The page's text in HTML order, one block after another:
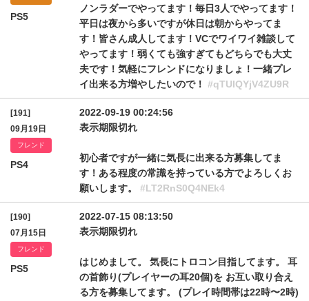
PS5
ノンラダーでやってます！毎日3人でやってます！
平日は夜から多いですが休日は朝からやってま
す！皆さん成人してます！VCでワイワイ雑談して
やってます！弱くても強すぎてもどちらでも大丈
夫です！気軽にフレンドになりましょ！一緒プレ
イ出来る方増やしたいので！ #qTUlQYjV4ZU9R
[191]
09月19日
フレンド
PS4
2022-09-19 00:24:56
表示期限切れ
初心者ですが一緒に気長に出来る方募集してま
す！ある程度の常識を持っている方でよろしくお
願いします。 #LT2RnS0Q4NEk4
[190]
07月15日
フレンド
PS5
2022-07-15 08:13:50
表示期限切れ
はじめまして。 気長にトロコン目指してます。 耳
の首飾り(プレイヤーの耳20個)を お互い取り合え
る方を募集してます。 (プレイ時間帯は22時〜2時)